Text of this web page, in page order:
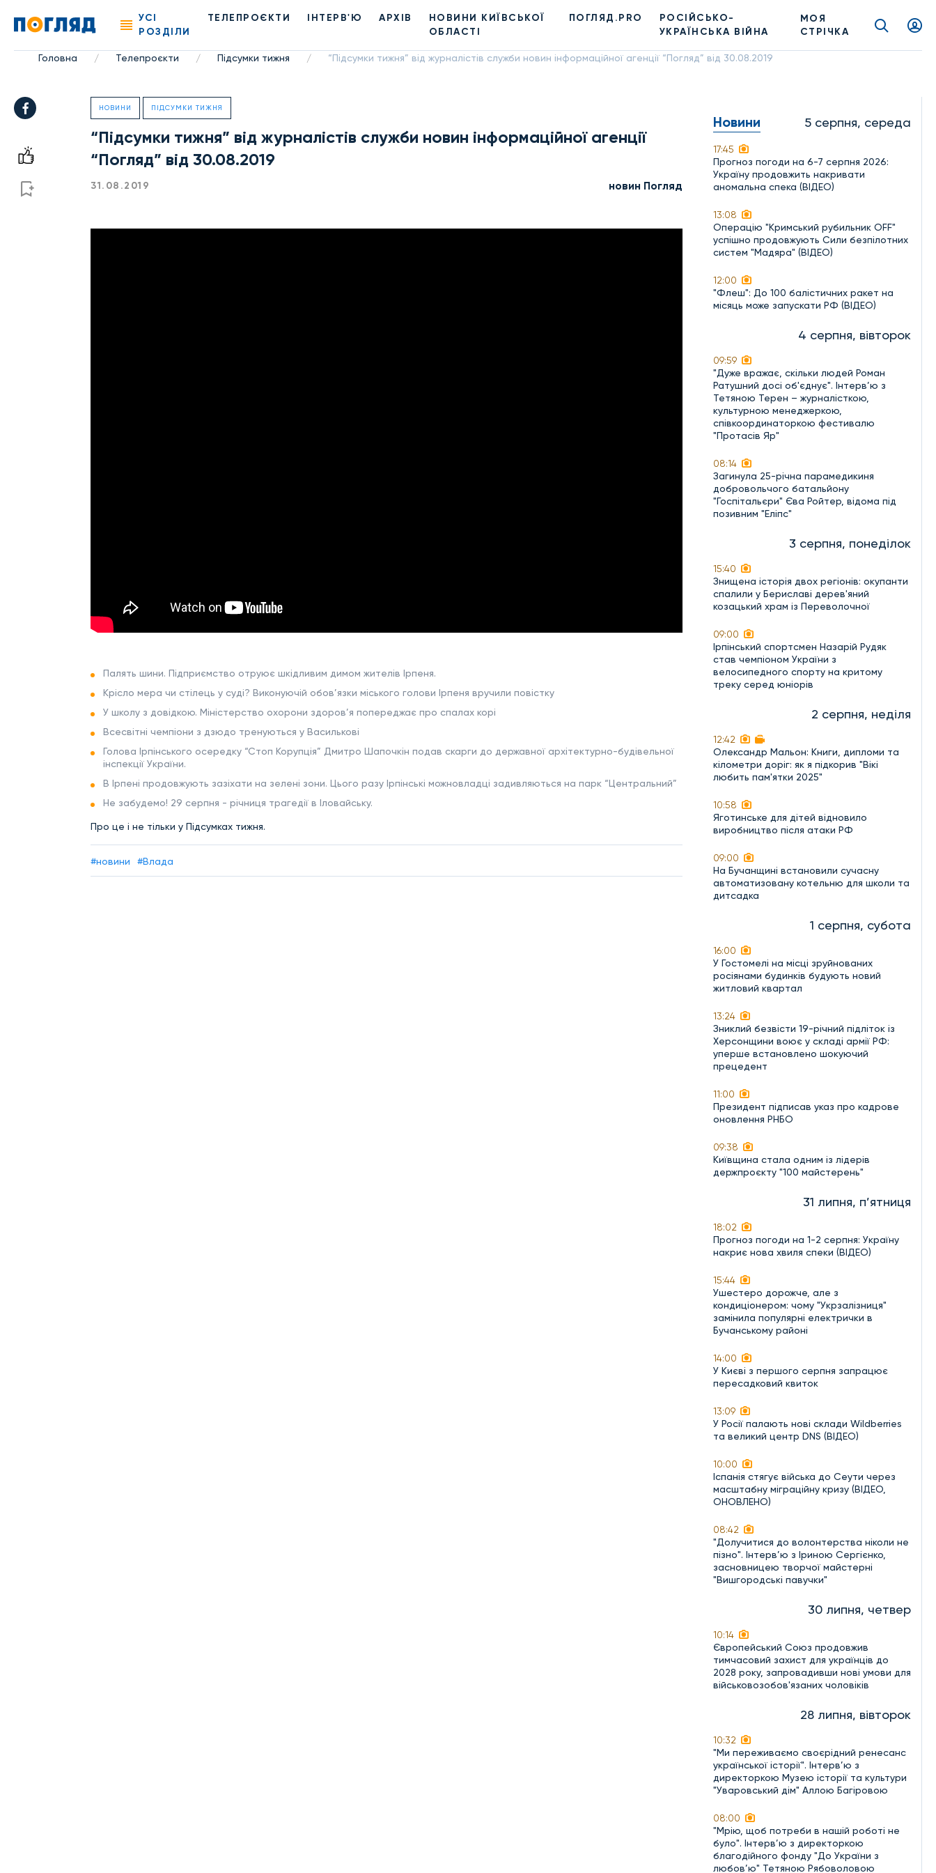
УСІ
РОЗДІЛИ
ТЕЛЕПРОЄКТИ ІНТЕРВ'Ю АРХІВ
НОВИНИ КИЇВСЬКОЇ
ОБЛАСТІ
ПОГЛЯД.PRO
РОСІЙСЬКО-
УКРАЇНСЬКА ВІЙНА
МОЯ
СТРІЧКА
Головна / Телепроєкти / Підсумки тижня / “Підсумки тижня” від журналістів служби новин інформаційної агенції “Погляд” від 30.08.2019
НОВИНИ ПІДСУМКИ ТИЖНЯ
“Підсумки тижня” від журналістів служби новин інформаційної агенції
“Погляд” від 30.08.2019
31.08.2019 новин Погляд
Палять шини. Підприємство отруює шкідливим димом жителів Ірпеня.
Крісло мера чи стілець у суді? Виконуючій обов’язки міського голови Ірпеня вручили повістку
У школу з довідкою. Міністерство охорони здоров’я попереджає про спалах корі
Всесвітні чемпіони з дзюдо тренуються у Василькові
Голова Ірпінського осередку “Стоп Корупція” Дмитро Шапочкін подав скарги до державної архітектурно-будівельної
інспекції України.
В Ірпені продовжують зазіхати на зелені зони. Цього разу Ірпінські можновладці задивляються на парк “Центральний”
Не забудемо! 29 серпня - річниця трагедії в Іловайську.
Про це і не тільки у Підсумках тижня.
#новини #Влада
Новини 5 серпня, середа
17:45
Прогноз погоди на 6-7 серпня 2026:
Україну продовжить накривати
аномальна спека (ВІДЕО)
13:08
Операцію "Кримський рубильник OFF"
успішно продовжують Сили безпілотних
систем "Мадяра" (ВІДЕО)
12:00
"Флеш": До 100 балістичних ракет на
місяць може запускати РФ (ВІДЕО)
4 серпня, вівторок
09:59
"Дуже вражає, скільки людей Роман
Ратушний досі об'єднує". Інтерв’ю з
Тетяною Терен – журналісткою,
культурною менеджеркою,
співкоординаторкою фестивалю
"Протасів Яр"
08:14
Загинула 25-річна парамедикиня
добровольчого батальйону
"Госпітальєри" Єва Ройтер, відома під
позивним "Еліпс"
3 серпня, понеділок
15:40
Знищена історія двох регіонів: окупанти
спалили у Бериславі дерев'яний
козацький храм із Переволочної
09:00
Ірпінський спортсмен Назарій Рудяк
став чемпіоном України з
велосипедного спорту на критому
треку серед юніорів
2 серпня, неділя
12:42
Олександр Мальон: Книги, дипломи та
кілометри доріг: як я підкорив "Вікі
любить пам'ятки 2025"
10:58
Яготинське для дітей відновило
виробництво після атаки РФ
09:00
На Бучанщині встановили сучасну
автоматизовану котельню для школи та
дитсадка
1 серпня, субота
16:00
У Гостомелі на місці зруйнованих
росіянами будинків будують новий
житловий квартал
13:24
Зниклий безвісти 19-річний підліток із
Херсонщини воює у складі армії РФ:
уперше встановлено шокуючий
прецедент
11:00
Президент підписав указ про кадрове
оновлення РНБО
09:38
Київщина стала одним із лідерів
держпроєкту "100 майстерень"
31 липня, п’ятниця
18:02
Прогноз погоди на 1-2 серпня: Україну
накриє нова хвиля спеки (ВІДЕО)
15:44
Ушестеро дорожче, але з
кондиціонером: чому "Укрзалізниця"
замінила популярні електрички в
Бучанському районі
14:00
У Києві з першого серпня запрацює
пересадковий квиток
13:09
У Росії палають нові склади Wildberries
та великий центр DNS (ВІДЕО)
10:00
Іспанія стягує війська до Сеути через
масштабну міграційну кризу (ВІДЕО,
ОНОВЛЕНО)
08:42
"Долучитися до волонтерства ніколи не
пізно". Інтерв’ю з Іриною Сергієнко,
засновницею творчої майстерні
"Вишгородські павучки"
30 липня, четвер
10:14
Європейський Союз продовжив
тимчасовий захист для українців до
2028 року, запровадивши нові умови для
військовозобов'язаних чоловіків
28 липня, вівторок
10:32
"Ми переживаємо своєрідний ренесанс
української історії". Інтерв’ю з
директоркою Музею історії та культури
"Уваровський дім" Аллою Багіровою
08:00
"Мрію, щоб потреби в нашій роботі не
було". Інтерв’ю з директоркою
благодійного фонду "До України з
любов’ю" Тетяною Рябоволовою